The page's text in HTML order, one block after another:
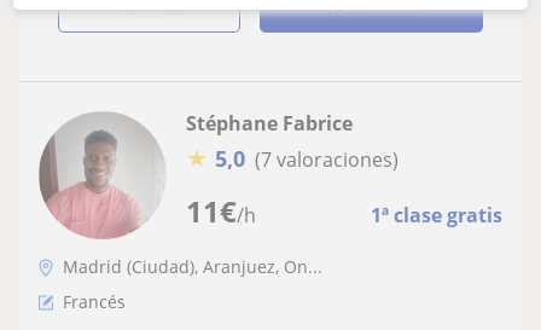
11€/h 1ª clase gratis
Stéphane Fabrice
★ 5,0 (7 valoraciones)
Madrid (Ciudad), Aranjuez, On...
Francés